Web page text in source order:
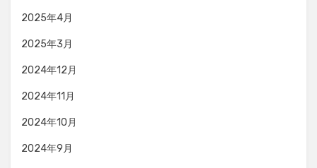
2025年4月
2025年3月
2024年12月
2024年11月
2024年10月
2024年9月